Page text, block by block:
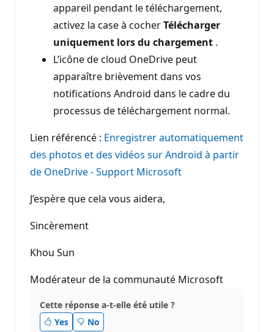
appareil pendant le téléchargement,
activez la case à cocherTélécharger
uniquement lors du chargement .
L’icône de cloud OneDrive peut
apparaître brièvement dans vos
notifications Android dans le cadre du
processus de téléchargement normal.
Lien référencé : Enregistrer automatiquement
des photos et des vidéos sur Android à partir
de OneDrive - Support Microsoft
J’espère que cela vous aidera,
Sincèrement
Khou Sun
Modérateur de la communauté Microsoft
Cette réponse a-t-elle été utile ?
Yes
No